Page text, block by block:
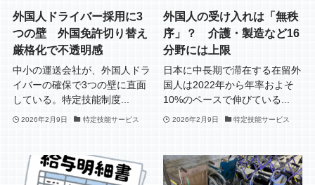
外国人ドライバー採用に3
つの壁 外国免許切り替え
厳格化で不透明感
中小の運送会社が、外国人ドラ
イバーの確保で3つの壁に直面
している。特定技能制度...
2026年2月9日 特定技能サービス
外国人の受け入れは「無秩
序」？ 介護・製造など16
分野には上限
日本に中長期で滞在する在留外
国人は2022年から年率およそ
10%のペースで伸びている...
2026年2月9日 特定技能サービス